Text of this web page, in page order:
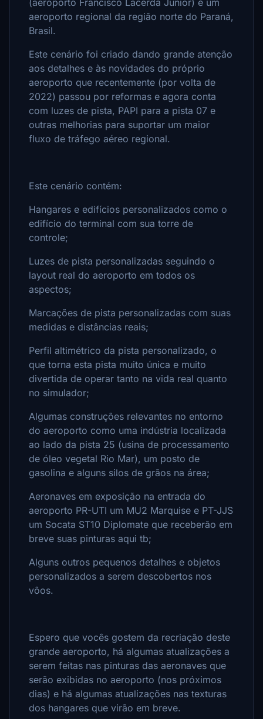
(aeroporto Francisco Lacerda Junior) é um
aeroporto regional da região norte do Paraná,
Brasil.
Este cenário foi criado dando grande atenção
aos detalhes e às novidades do próprio
aeroporto que recentemente (por volta de
2022) passou por reformas e agora conta
com luzes de pista, PAPI para a pista 07 e
outras melhorias para suportar um maior
fluxo de tráfego aéreo regional.
Este cenário contém:
Hangares e edifícios personalizados como o
edifício do terminal com sua torre de
controle;
Luzes de pista personalizadas seguindo o
layout real do aeroporto em todos os
aspectos;
Marcações de pista personalizadas com suas
medidas e distâncias reais;
Perfil altimétrico da pista personalizado, o
que torna esta pista muito única e muito
divertida de operar tanto na vida real quanto
no simulador;
Algumas construções relevantes no entorno
do aeroporto como uma indústria localizada
ao lado da pista 25 (usina de processamento
de óleo vegetal Rio Mar), um posto de
gasolina e alguns silos de grãos na área;
Aeronaves em exposição na entrada do
aeroporto PR-UTI um MU2 Marquise e PT-JJS
um Socata ST10 Diplomate que receberão em
breve suas pinturas aqui tb;
Alguns outros pequenos detalhes e objetos
personalizados a serem descobertos nos
vôos.
Espero que vocês gostem da recriação deste
grande aeroporto, há algumas atualizações a
serem feitas nas pinturas das aeronaves que
serão exibidas no aeroporto (nos próximos
dias) e há algumas atualizações nas texturas
dos hangares que virão em breve.